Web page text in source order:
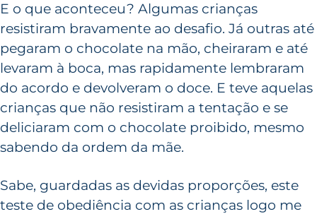
E o que aconteceu? Algumas crianças
resistiram bravamente ao desafio. Já outras até
pegaram o chocolate na mão, cheiraram e até
levaram à boca, mas rapidamente lembraram
do acordo e devolveram o doce. E teve aquelas
crianças que não resistiram a tentação e se
deliciaram com o chocolate proibido, mesmo
sabendo da ordem da mãe.
Sabe, guardadas as devidas proporções, este
teste de obediência com as crianças logo me